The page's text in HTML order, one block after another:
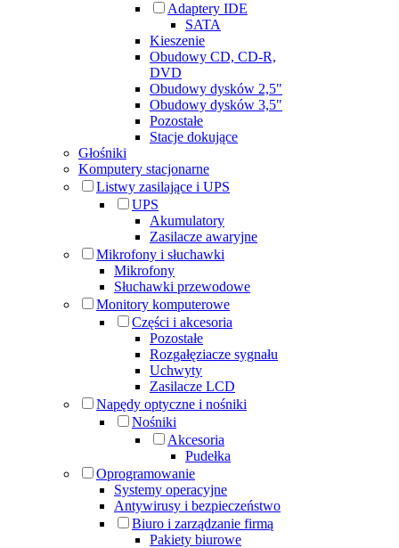
Adaptery IDE
SATA
Kieszenie
Obudowy CD, CD-R,
DVD
Obudowy dysków 2,5"
Obudowy dysków 3,5"
Pozostałe
Stacje dokujące
Głośniki
Komputery stacjonarne
Listwy zasilające i UPS
UPS
Akumulatory
Zasilacze awaryjne
Mikrofony i słuchawki
Mikrofony
Słuchawki przewodowe
Monitory komputerowe
Części i akcesoria
Pozostałe
Rozgałęziacze sygnału
Uchwyty
Zasilacze LCD
Napędy optyczne i nośniki
Nośniki
Akcesoria
Pudełka
Oprogramowanie
Systemy operacyjne
Antywirusy i bezpieczeństwo
Biuro i zarządzanie firmą
Pakiety biurowe